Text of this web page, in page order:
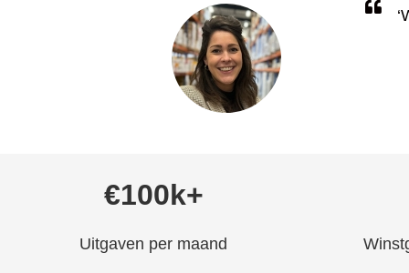
€100k+
Uitgaven per maand